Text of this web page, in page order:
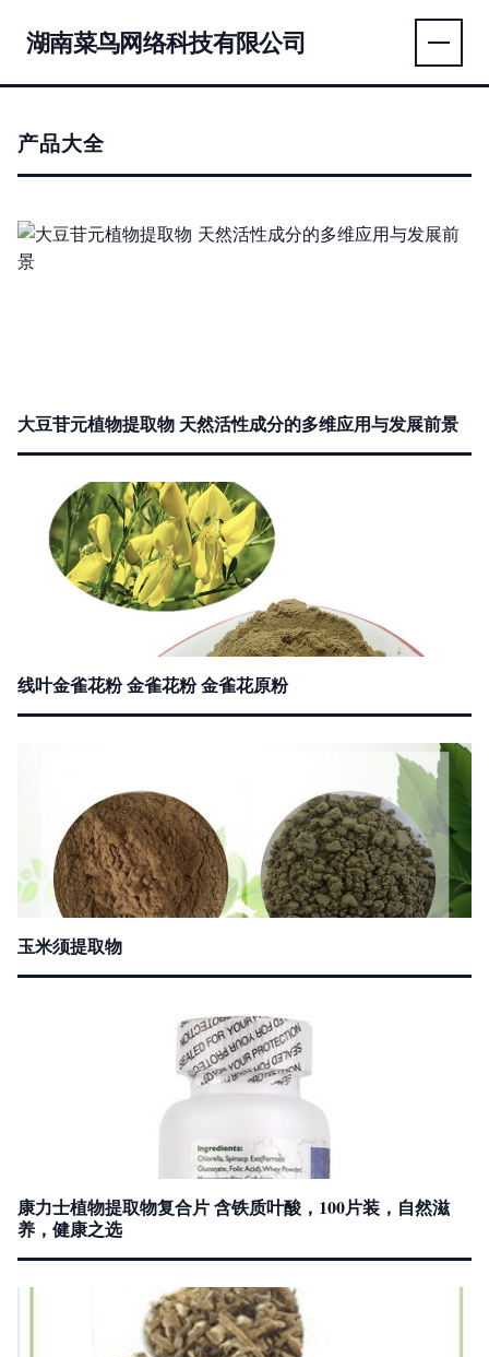
湖南菜鸟网络科技有限公司
产品大全
大豆苷元植物提取物 天然活性成分的多维应用与发展前景
线叶金雀花粉 金雀花粉 金雀花原粉
玉米须提取物
康力士植物提取物复合片 含铁质叶酸，100片装，自然滋
养，健康之选